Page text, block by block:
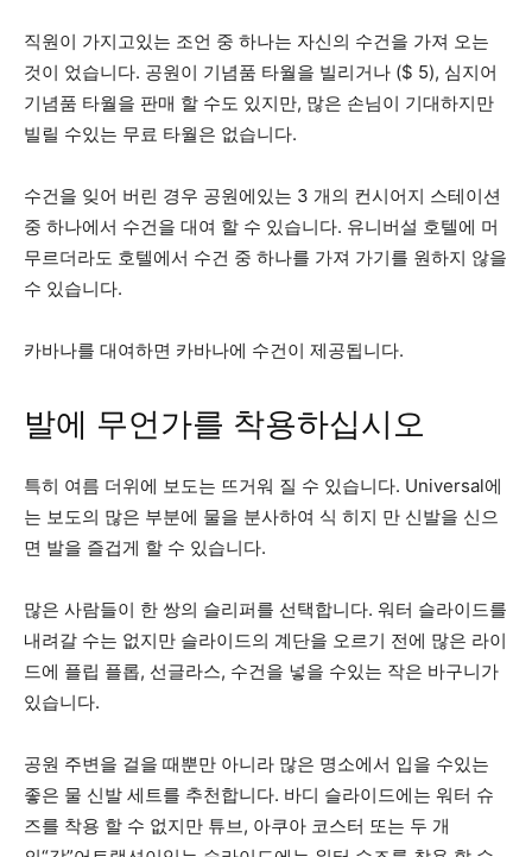
직원이 가지고있는 조언 중 하나는 자신의 수건을 가져 오는
것이 었습니다. 공원이 기념품 타월을 빌리거나 ($ 5), 심지어
기념품 타월을 판매 할 수도 있지만, 많은 손님이 기대하지만
빌릴 수있는 무료 타월은 없습니다.
수건을 잊어 버린 경우 공원에있는 3 개의 컨시어지 스테이션
중 하나에서 수건을 대여 할 수 있습니다. 유니버설 호텔에 머
무르더라도 호텔에서 수건 중 하나를 가져 가기를 원하지 않을
수 있습니다.
카바나를 대여하면 카바나에 수건이 제공됩니다.
발에 무언가를 착용하십시오
특히 여름 더위에 보도는 뜨거워 질 수 있습니다. Universal에
는 보도의 많은 부분에 물을 분사하여 식 히지 만 신발을 신으
면 발을 즐겁게 할 수 있습니다.
많은 사람들이 한 쌍의 슬리퍼를 선택합니다. 워터 슬라이드를
내려갈 수는 없지만 슬라이드의 계단을 오르기 전에 많은 라이
드에 플립 플롭, 선글라스, 수건을 넣을 수있는 작은 바구니가
있습니다.
공원 주변을 걸을 때뿐만 아니라 많은 명소에서 입을 수있는
좋은 물 신발 세트를 추천합니다. 바디 슬라이드에는 워터 슈
즈를 착용 할 수 없지만 튜브, 아쿠아 코스터 또는 두 개